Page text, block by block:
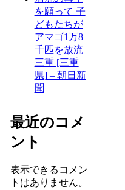
を願って 子
どもたちが
アマゴ1万8
千匹を放流
三重 [三重
県] – 朝日新
聞
最近のコメ
ント
表示できるコメン
トはありません。